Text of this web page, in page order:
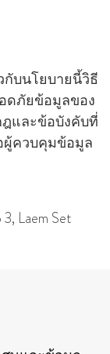
บนโยบายนี้วิธี
ดภัยข้อมูลของ
และข้อบังคับที่
ผู้ควบคุมข้อมูล
Laem Set